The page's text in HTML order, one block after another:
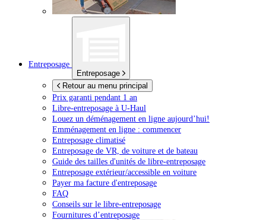
Entreposage
Entreposage
Retour au menu principal
Prix garanti pendant 1 an
Libre-entreposage à U-Haul
Louez un déménagement en ligne aujourd’hui!
Emménagement en ligne : commencer
Entreposage climatisé
Entreposage de VR, de voiture et de bateau
Guide des tailles d'unités de libre-entreposage
Entreposage extérieur/accessible en voiture
Payer ma facture d'entreposage
FAQ
Conseils sur le libre-entreposage
Fournitures d’entreposage